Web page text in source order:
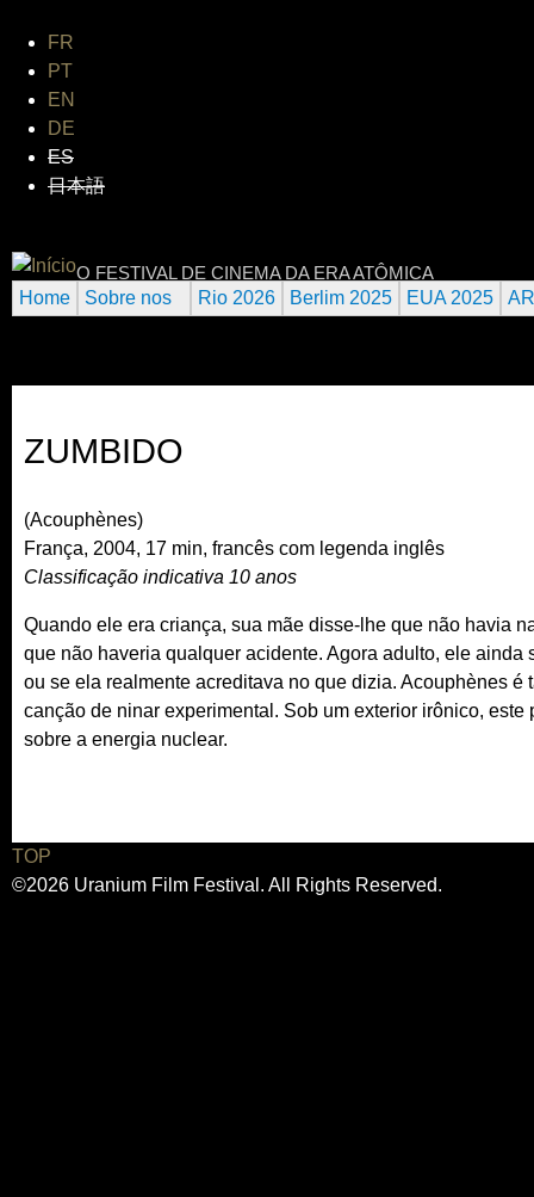
FR
PT
EN
DE
ES
日本語
O FESTIVAL DE CINEMA DA ERA ATÔMICA
ZUMBIDO
(Acouphènes)
França, 2004, 17 min, francês com legenda inglês
Classificação indicativa 10 anos
Quando ele era criança, sua mãe disse-lhe que não havia
que não haveria qualquer acidente. Agora adulto, ele
ou se ela realmente acreditava no que dizia. Acouphènes é
canção de ninar experimental. Sob um exterior irônico,
sobre a energia nuclear.
Home Sobre nos Rio 2026 Berlim 2025 EUA 2025
TOP
©2026 Uranium Film Festival. All Rights Reserved.